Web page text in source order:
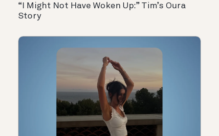
“I Might Not Have Woken Up:” Tim’s Oura
Story